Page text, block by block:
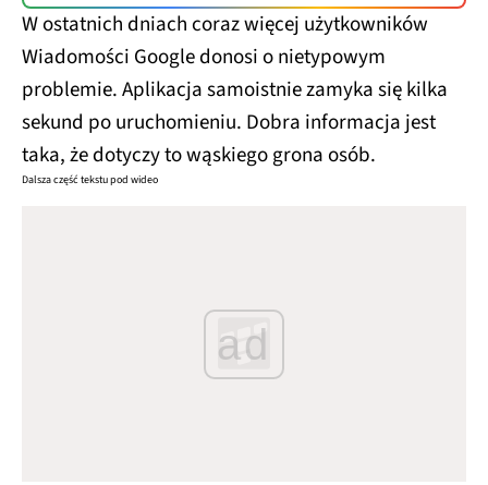
W ostatnich dniach coraz więcej użytkowników
Wiadomości Google donosi o nietypowym
problemie. Aplikacja samoistnie zamyka się kilka
sekund po uruchomieniu. Dobra informacja jest
taka, że dotyczy to wąskiego grona osób.
Dalsza część tekstu pod wideo
ad